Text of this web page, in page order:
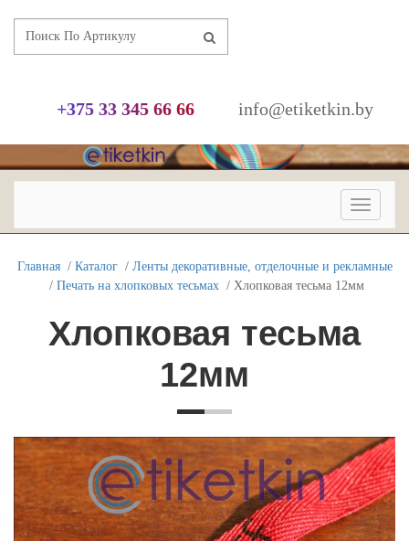
info@etiketkin.by
+375 33 345 66 66
Главная/ Каталог/ Ленты декоративные, отделочные и рекламные
/ Печать на хлопковых тесьмах/ Хлопковая тесьма 12мм
Хлопковая тесьма
12мм